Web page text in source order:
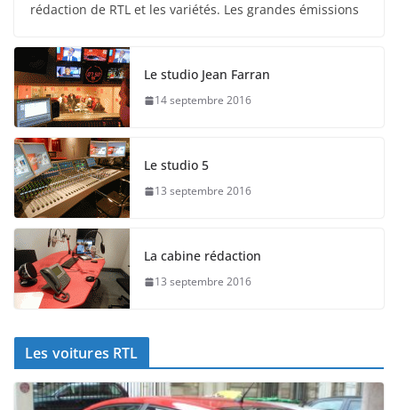
rédaction de RTL et les variétés. Les grandes émissions
Le studio Jean Farran
14 septembre 2016
Le studio 5
13 septembre 2016
La cabine rédaction
13 septembre 2016
Les voitures RTL